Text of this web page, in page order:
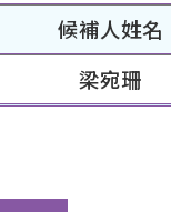
候補人姓名
梁宛珊